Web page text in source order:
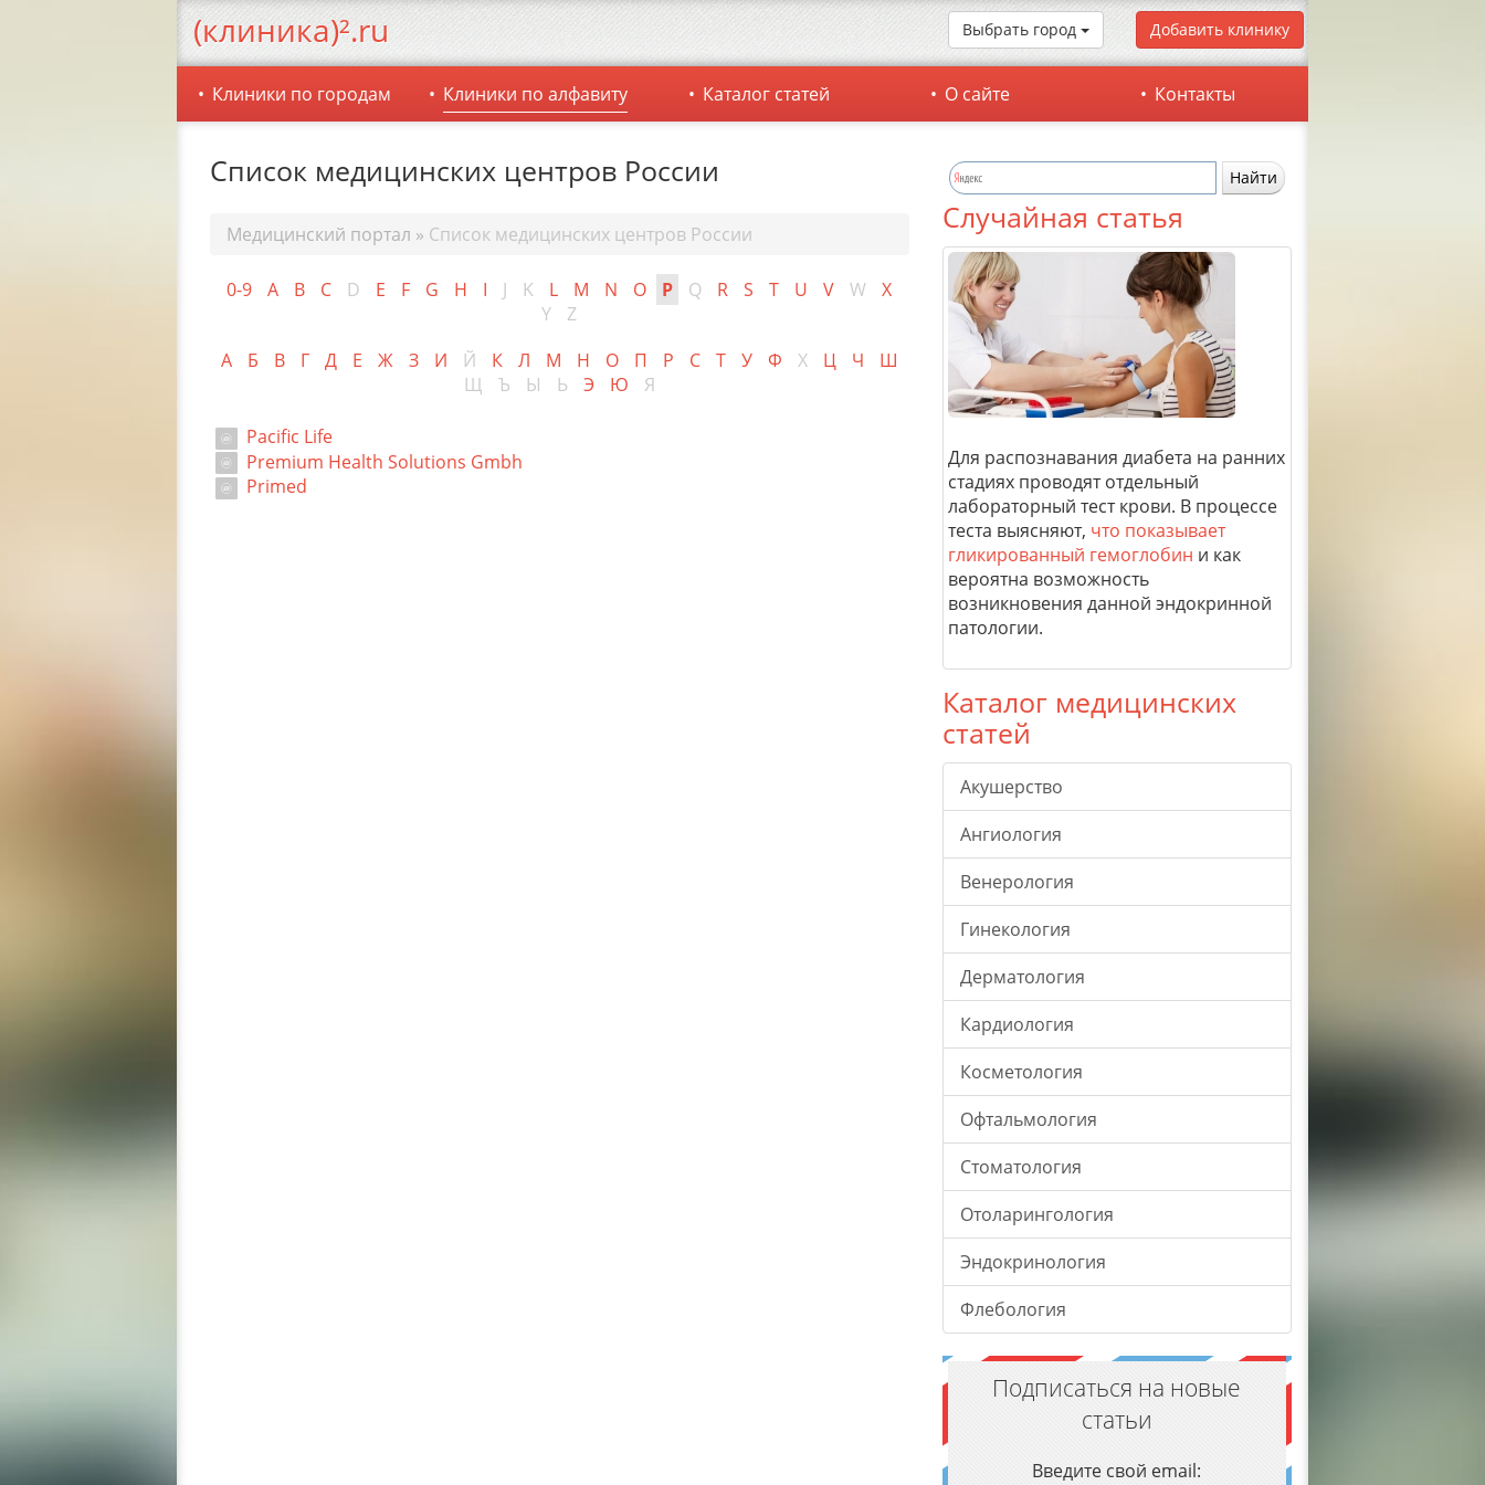
Список медицинских центров России
Медицинский портал » Список медицинских центров России
0-9 A B C D E F G H I J K L M N O P Q R S T U V W
X
Y
Z
А
Б В Г Д Е Ж З И Й К Л М Н О П Р С Т У Ф Х Ц Ч
Ш
Щ
Ъ Ы Ь Э Ю Я
Pacific Life
Premium Health Solutions Gmbh
Primed
Случайная статья
Для распознавания диабета на ранних
стадиях проводят отдельный
лабораторный тест крови. В процессе
теста выясняют, что показывает
гликированный гемоглобин и как
вероятна возможность
возникновения данной эндокринной
патологии.
Каталог медицинских
статей
Акушерство
Ангиология
Венерология
Гинекология
Дерматология
Кардиология
Косметология
Офтальмология
Стоматология
Отоларингология
Эндокринология
Флебология
Подписаться на новые
статьи
Введите свой email:
(клиника)².ru Выбрать город Добавить клинику
Клиники по городам Клиники по алфавиту Каталог статей О сайте Контакты